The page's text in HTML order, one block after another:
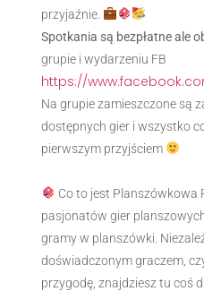
przyjaźnie.
Spotkania są bezpłatne ale
grupie i wydarzeniu FB
https://
Na grupie zamieszczone są
dostępnych gier i wszystko
pierwszym przyjściem
Co to jest Planszówkowa
pasjonatów gier
gramy w planszówki.
doświadczonym graczem,
przygodę, znajdziesz tu coś